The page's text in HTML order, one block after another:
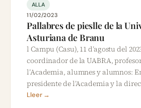
ALLA
11/02/2023
Pallabres de pieslle de la
Asturiana de Branu
l Campu (Casu), 11 d’agostu del
coordinador de la UABRA,
l’Academia, alumnes y alumnos:
presidente de l’Academia y la
Lleer →